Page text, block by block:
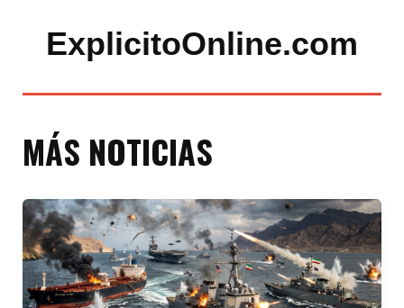
ExplicitoOnline.com
MÁS NOTICIAS